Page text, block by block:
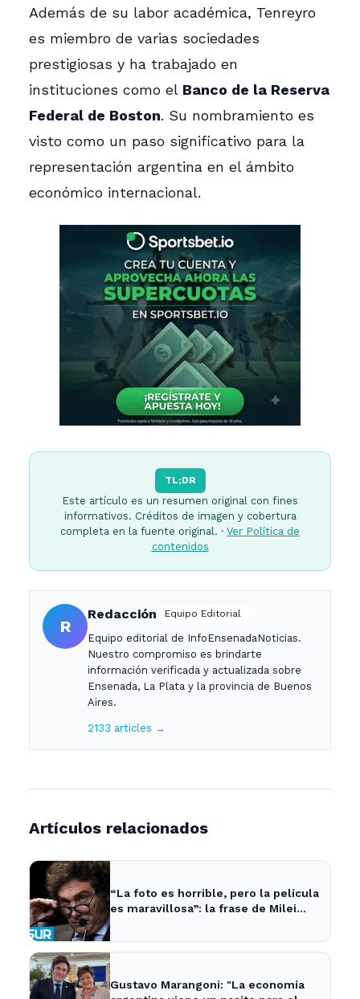
Además de su labor académica, Tenreyro
es miembro de varias sociedades
prestigiosas y ha trabajado en
instituciones como el Banco de la Reserva
Federal de Boston. Su nombramiento es
visto como un paso significativo para la
representación argentina en el ámbito
económico internacional.
TL;DR
Este artículo es un resumen original con fines
informativos. Créditos de imagen y cobertura
completa en la fuente original. · Ver Política de
contenidos
R
Redacción Equipo Editorial
Equipo editorial de InfoEnsenadaNoticias.
Nuestro compromiso es brindarte
información verificada y actualizada sobre
Ensenada, La Plata y la provincia de Buenos
Aires.
2133 articles →
Artículos relacionados
“La foto es horrible, pero la película
es maravillosa”: la frase de Milei
generó impacto - ADNSUR
Gustavo Marangoni: "La economía